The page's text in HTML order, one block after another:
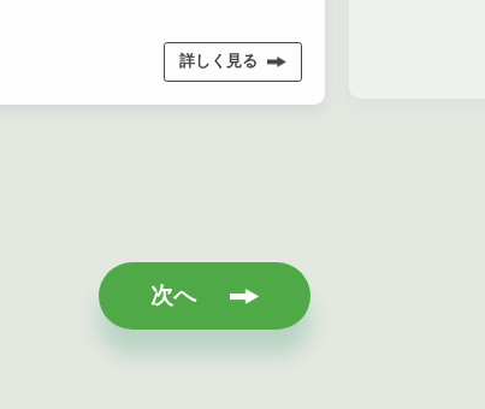
詳しく見る
次へ